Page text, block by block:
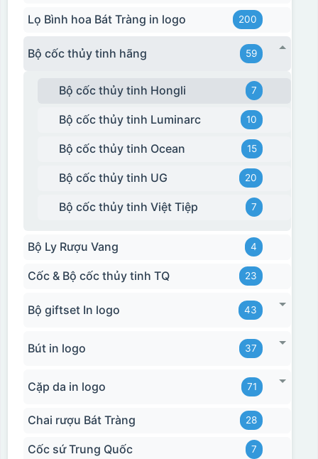
Lọ Bình hoa Bát Tràng in logo 200
Bộ cốc thủy tinh hãng 59
Bộ cốc thủy tinh Hongli 7
Bộ cốc thủy tinh Luminarc 10
Bộ cốc thủy tinh Ocean 15
Bộ cốc thủy tinh UG 20
Bộ cốc thủy tinh Việt Tiệp 7
Bộ Ly Rượu Vang 4
Cốc & Bộ cốc thủy tinh TQ 23
Bộ giftset In logo 43
Bút in logo 37
Cặp da in logo 71
Chai rượu Bát Tràng 28
Cốc sứ Trung Quốc 7